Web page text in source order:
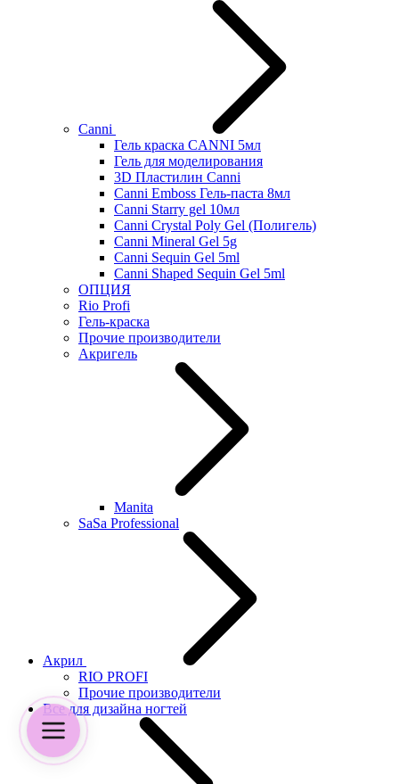
Canni
Гель краска CANNI 5мл
Гель для моделирования
3D Пластилин Canni
Canni Emboss Гель-паста 8мл
Canni Starry gel 10мл
Canni Crystal Poly Gel (Полигель)
Canni Mineral Gel 5g
Canni Sequin Gel 5ml
Canni Shaped Sequin Gel 5ml
ОПЦИЯ
Rio Profi
Гель-краска
Прочие производители
Акригель
Manita
SaSa Professional
Акрил
RIO PROFI
Прочие производители
Все для дизайна ногтей